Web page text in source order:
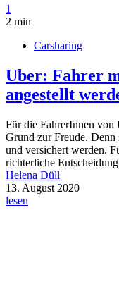
1
2 min
Carsharing
Uber: Fahrer
angestellt
Für die FahrerInnen
Grund zur Freude. Denn
und versichert werden.
richterliche
Helena Düll
13. August 2020
lesen